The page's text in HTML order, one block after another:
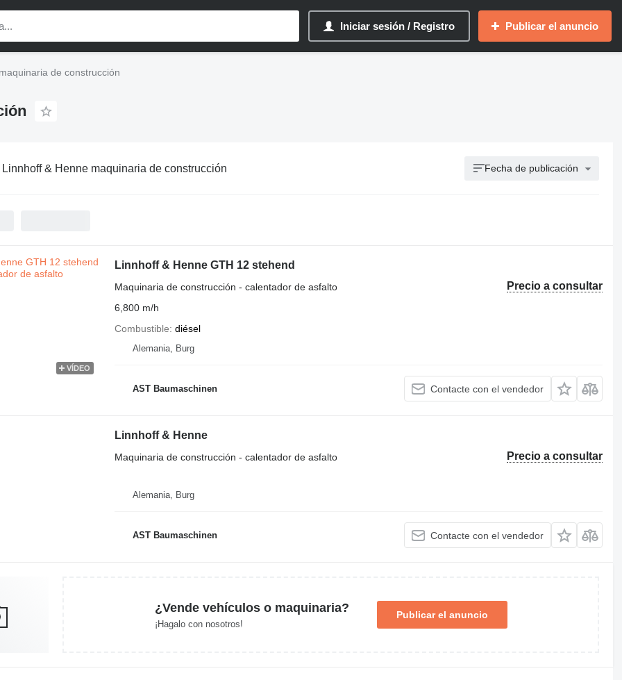
Iniciar sesión / Registro Publicar el anuncio
de construcción
Linnhoff & Henne maquinaria de construcción Fecha de publicación
VÍDEO
Linnhoff & Henne GTH 12 stehend
Precio a consultar
Maquinaria de construcción - calentador de asfalto
6,800 m/h
Combustible diésel
Alemania, Burg
AST Baumaschinen Contacte con el vendedor
Linnhoff & Henne
Precio a consultar
Maquinaria de construcción - calentador de asfalto
Alemania, Burg
AST Baumaschinen Contacte con el vendedor
¿Vende vehículos o maquinaria?
¡Hagalo con nosotros!
Publicar el anuncio